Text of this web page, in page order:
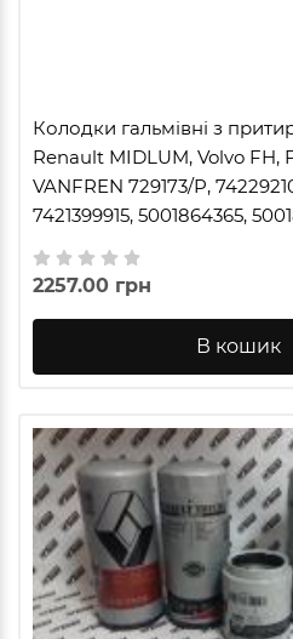
Колодки гальмівні з
Renault MIDLUM, Volvo FH,
VANFREN 729173/P,
7421399915, 5001864365,
2257.00 грн
В кошик